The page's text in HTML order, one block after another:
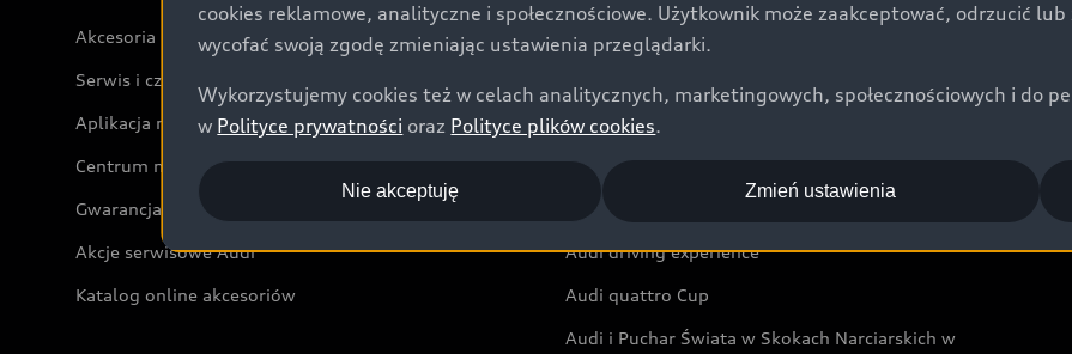
Akcesoria
Serwis i części
Aplikacja myAudi i usługi cyfrowe
Centrum napraw powypadkowych
Gwarancja
Akcje serwisowe Audi
Katalog online akcesoriów
Aktualności i historie postępu
Audi Nuvolari
Audi Sport Festiwal
Audi i Muzeum Sztuki Nowoczesnej w Warszawie
Audi driving experience
Audi quattro Cup
Audi i Puchar Świata w Skokach Narciarskich w
cookies reklamowe, analityczne i społecznościowe. Użytkownik może zaakceptować, odrzucić
wycofać swoją zgodę zmieniając ustawienia przeglądarki.
Wykorzystujemy cookies też w celach analitycznych, marketingowych, społecznościowych i do
w Polityce prywatności oraz Polityce plików cookies.
Nie akceptuję Zmień ustawienia